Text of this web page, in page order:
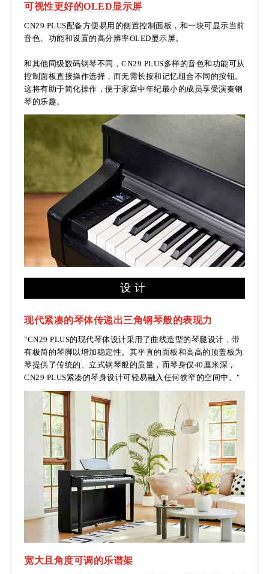
可视性更好的OLED显示屏
CN29 PLUS配备方便易用的侧置控制面板，和一块可显示当前
音色、功能和设置的高分辨率OLED显示屏。
和其他同级数码钢琴不同，CN29 PLUS多样的音色和功能可从
控制面板直接操作选择，而无需长按和记忆组合不同的按钮。
这将有助于简化操作，便于家庭中年纪最小的成员享受演奏钢
琴的乐趣。
设计
现代紧凑的琴体传递出三角钢琴般的表现力
"CN29 PLUS的现代琴体设计采用了曲线造型的琴腿设计，带
有极简的琴脚以增加稳定性。其平直的面板和高高的顶盖板为
琴提供了传统的、立式钢琴般的质量，而琴身仅40厘米深，
CN29 PLUS紧凑的琴身设计可轻易融入任何狭窄的空间中。"
宽大且角度可调的乐谱架